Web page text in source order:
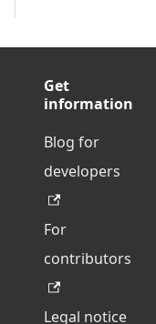
Get
information
Blog for
developers
For
contributors
Legal notice